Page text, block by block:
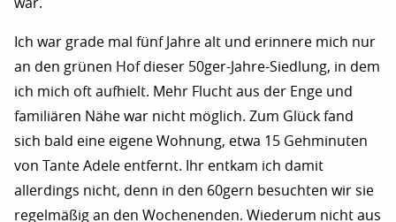
Ich war grade mal fünf Jahre alt und erinnere mich nur
an den grünen Hof dieser 50ger-Jahre-Siedlung, in dem
ich mich oft aufhielt. Mehr Flucht aus der Enge und
familiären Nähe war nicht möglich. Zum Glück fand
sich bald eine eigene Wohnung, etwa 15 Gehminuten
von Tante Adele entfernt. Ihr entkam ich damit
allerdings nicht, denn in den 60gern besuchten wir sie
regelmäßig an den Wochenenden. Wiederum nicht aus